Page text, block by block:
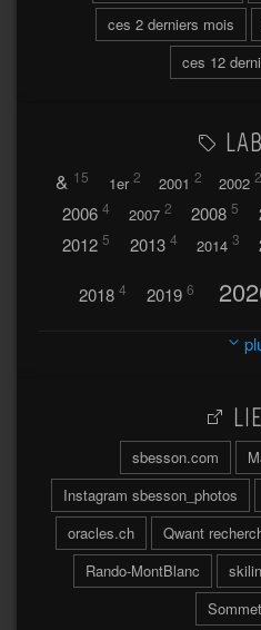
ces 2 derniers mois
ces 12
& 15 1er 2 2001 2 2002 2
2006 4 2007 2 2008 5
2012 5 2013 4 2014 3
2018 4 2019 6
2023
A travers l'hublot
Açores
Afrique du
sbesson.com
Instagram sbesson_photos
oracles.ch
Qwant
Rando-MontBlanc